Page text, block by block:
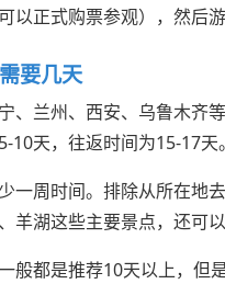
以正式购票参观），然后
要几天
、兰州、西安、乌鲁木齐
10天，往返时间为15-17天。
一周时间。排除从所在地
羊湖这些主要景点，还可
般都是推荐10天以上，但